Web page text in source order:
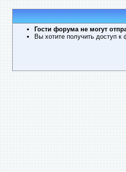
Гости форума не могут
Вы хотите получить доступ к